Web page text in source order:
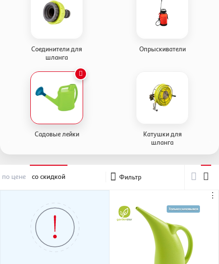
Соединители для
шланга
Опрыскиватели
Садовые лейки
Катушки для
шланга
по цене со скидкой Фильтр
⋮